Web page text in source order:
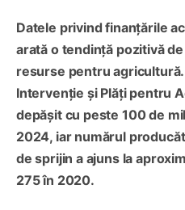
Datele privind finanțările
arată o tendință pozitivă
resurse pentru
Intervenție și Plăți pentru
depășit cu peste 100 de
2024, iar numărul
de sprijin a ajuns la
275 în 2020.